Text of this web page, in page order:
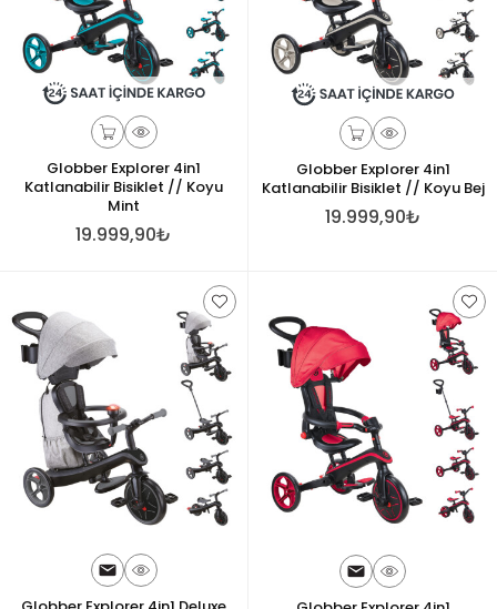
Globber Explorer 4in1
Katlanabilir Bisiklet // Koyu
Mint
19.999,90₺
Globber Explorer 4in1
Katlanabilir Bisiklet // Koyu Bej
19.999,90₺